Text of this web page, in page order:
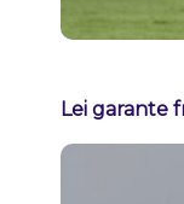
Lei garante